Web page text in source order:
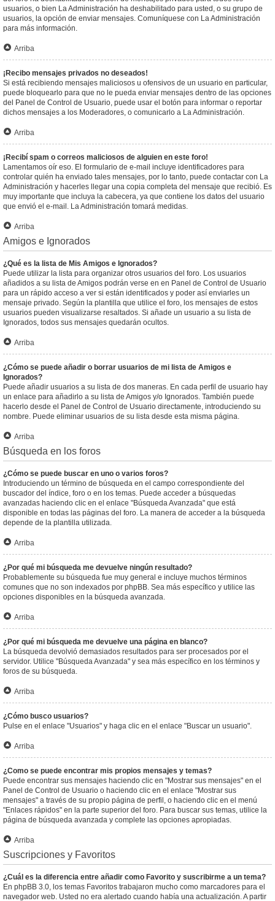
usuarios, o bien La Administración ha deshabilitado para usted, o su grupo de
usuarios, la opción de enviar mensajes. Comuníquese con La Administración
para más información.
Arriba
¡Recibo mensajes privados no deseados!
Si está recibiendo mensajes maliciosos u ofensivos de un usuario en particular,
puede bloquearlo para que no le pueda enviar mensajes dentro de las opciones
del Panel de Control de Usuario, puede usar el botón para informar o reportar
dichos mensajes a los Moderadores, o comunicarlo a La Administración.
Arriba
¡Recibí spam o correos maliciosos de alguien en este foro!
Lamentamos oír eso. El formulario de e-mail incluye identificadores para
controlar quién ha enviado tales mensajes, por lo tanto, puede contactar con La
Administración y hacerles llegar una copia completa del mensaje que recibió. Es
muy importante que incluya la cabecera, ya que contiene los datos del usuario
que envió el e-mail. La Administración tomará medidas.
Arriba
Amigos e Ignorados
¿Qué es la lista de Mis Amigos e Ignorados?
Puede utilizar la lista para organizar otros usuarios del foro. Los usuarios
añadidos a su lista de Amigos podrán verse en en Panel de Control de Usuario
para un rápido acceso a ver si están identificados y poder así enviarles un
mensaje privado. Según la plantilla que utilice el foro, los mensajes de estos
usuarios pueden visualizarse resaltados. Si añade un usuario a su lista de
Ignorados, todos sus mensajes quedarán ocultos.
Arriba
¿Cómo se puede añadir o borrar usuarios de mi lista de Amigos e
Ignorados?
Puede añadir usuarios a su lista de dos maneras. En cada perfil de usuario hay
un enlace para añadirlo a su lista de Amigos y/o Ignorados. También puede
hacerlo desde el Panel de Control de Usuario directamente, introduciendo su
nombre. Puede eliminar usuarios de su lista desde esta misma página.
Arriba
Búsqueda en los foros
¿Cómo se puede buscar en uno o varios foros?
Introduciendo un término de búsqueda en el campo correspondiente del
buscador del índice, foro o en los temas. Puede acceder a búsquedas
avanzadas haciendo clic en el enlace "Búsqueda Avanzada" que está
disponible en todas las páginas del foro. La manera de acceder a la búsqueda
depende de la plantilla utilizada.
Arriba
¿Por qué mi búsqueda me devuelve ningún resultado?
Probablemente su búsqueda fue muy general e incluye muchos términos
comunes que no son indexados por phpBB. Sea más específico y utilice las
opciones disponibles en la búsqueda avanzada.
Arriba
¿Por qué mi búsqueda me devuelve una página en blanco?
La búsqueda devolvió demasiados resultados para ser procesados por el
servidor. Utilice "Búsqueda Avanzada" y sea más específico en los términos y
foros de su búsqueda.
Arriba
¿Cómo busco usuarios?
Pulse en el enlace "Usuarios" y haga clic en el enlace "Buscar un usuario".
Arriba
¿Como se puede encontrar mis propios mensajes y temas?
Puede encontrar sus mensajes haciendo clic en "Mostrar sus mensajes" en el
Panel de Control de Usuario o haciendo clic en el enlace "Mostrar sus
mensajes" a través de su propio página de perfil, o haciendo clic en el menú
"Enlaces rápidos" en la parte superior del foro. Para buscar sus temas, utilice la
página de búsqueda avanzada y complete las opciones apropiadas.
Arriba
Suscripciones y Favoritos
¿Cuál es la diferencia entre añadir como Favorito y suscribirme a un tema?
En phpBB 3.0, los temas Favoritos trabajaron mucho como marcadores para el
navegador web. Usted no era alertado cuando había una actualización. A partir